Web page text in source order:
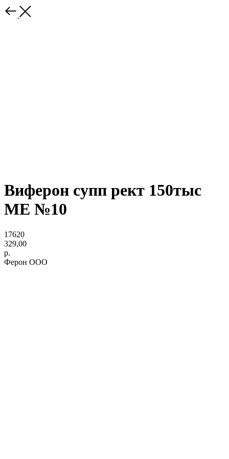
Виферон супп рект 150тыс
МЕ №10
17620
329,00
р.
Ферон ООО